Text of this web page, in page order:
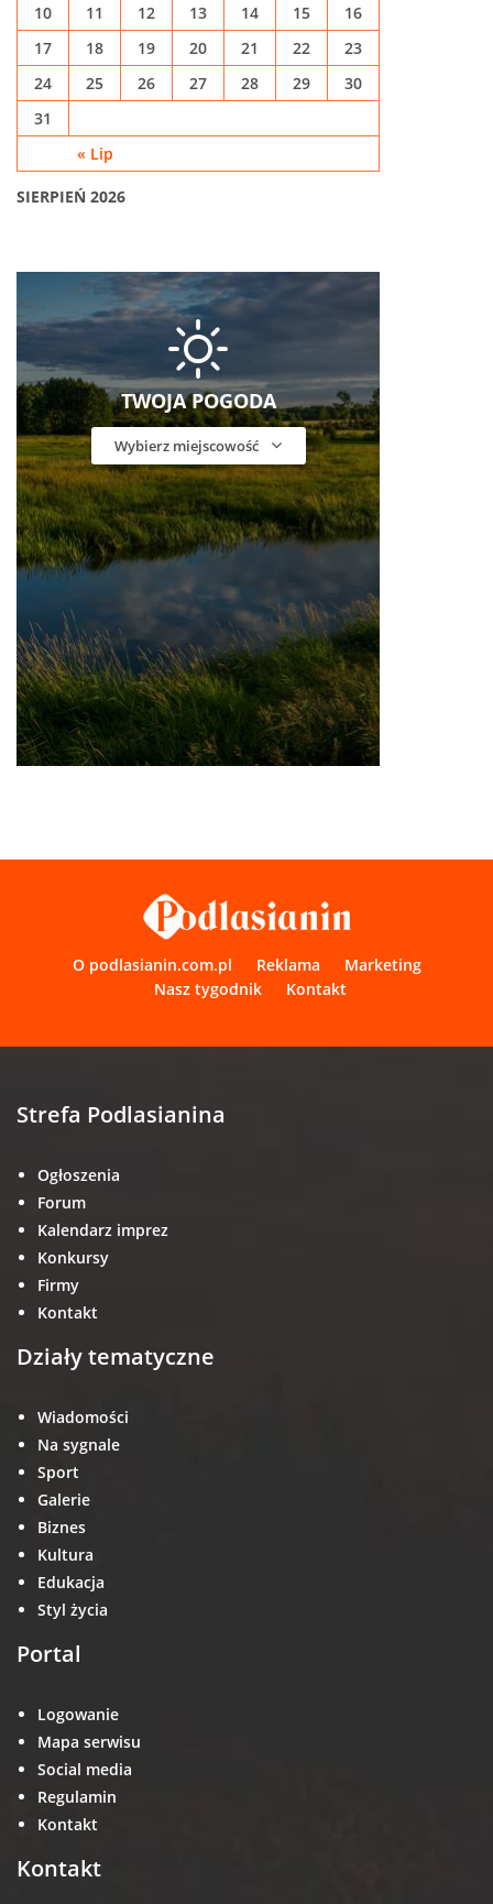
SIERPIEŃ 2026
« Lip
10
11 12 13 14 15
16
17
18 19 20 21 22
23
24
25 26 27 28 29
30
31
TWOJA POGODA
Wybierz miejscowość
O podlasianin.com.pl Reklama
Marketing
Nasz tygodnik
Kontakt
Strefa Podlasianina
Ogłoszenia
Forum
Kalendarz imprez
Konkursy
Firmy
Kontakt
Działy tematyczne
Wiadomości
Na sygnale
Sport
Galerie
Biznes
Kultura
Edukacja
Styl życia
Portal
Logowanie
Mapa serwisu
Social media
Regulamin
Kontakt
Kontakt